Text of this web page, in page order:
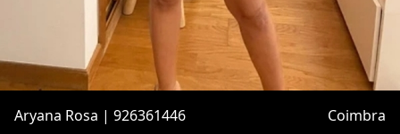
Aryana Rosa | 926361446 Coimbra